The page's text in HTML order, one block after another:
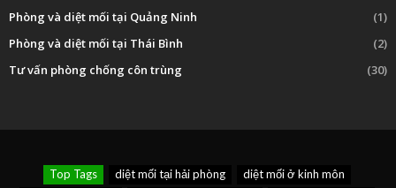
Phòng và diệt mối tại Quảng Ninh
(1)
Phòng và diệt mối tại Thái Bình
(2)
Tư vấn phòng chống côn trùng
(30)
Top Tags diệt mối tại hải phòng
diệt mối ở kinh môn